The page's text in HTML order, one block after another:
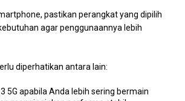
pastikan perangkat yang dipilih
agar penggunaannya lebih
diperhatikan antara lain:
3 5G apabila Anda lebih sering bermain